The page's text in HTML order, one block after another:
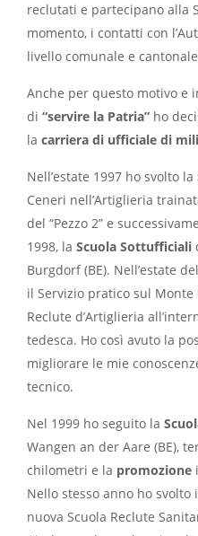
reclutati e partecipano alla
momento, i contatti con
livello comunale e
Anche per questo motivo e
di “servire la Patria” ho
la carriera di ufficiale di
Nell’estate 1997 ho svolto la
Ceneri nell’Artiglieria
del “Pezzo 2” e
1998, la Scuola Sottufficiali
Burgdorf (BE). Nell’estate
il Servizio pratico sul Monte
Reclute d’Artiglieria
tedesca. Ho così avuto la
migliorare le mie
tecnico.
Nel 1999 ho seguito la
Wangen an der Aare (BE),
chilometri e la promozione
Nello stesso anno ho
nuova Scuola Reclute